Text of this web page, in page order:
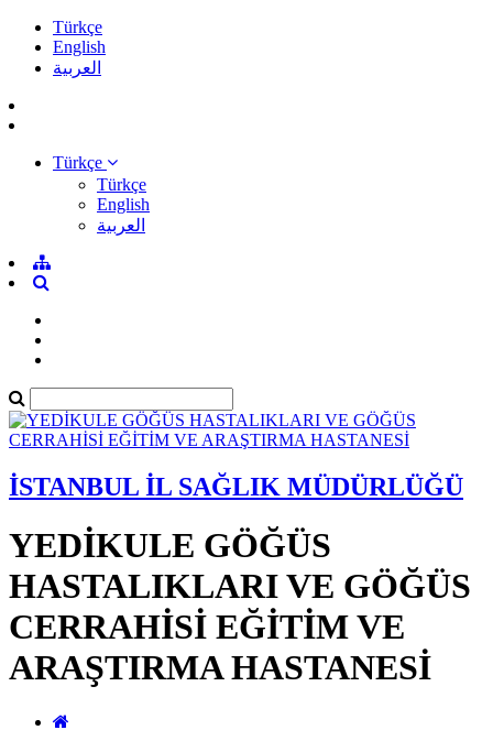
Türkçe
English
العربية
Türkçe
Türkçe
English
العربية
İSTANBUL İL SAĞLIK MÜDÜRLÜĞÜ
YEDİKULE GÖĞÜS
HASTALIKLARI VE GÖĞÜS
CERRAHİSİ EĞİTİM VE
ARAŞTIRMA HASTANESİ